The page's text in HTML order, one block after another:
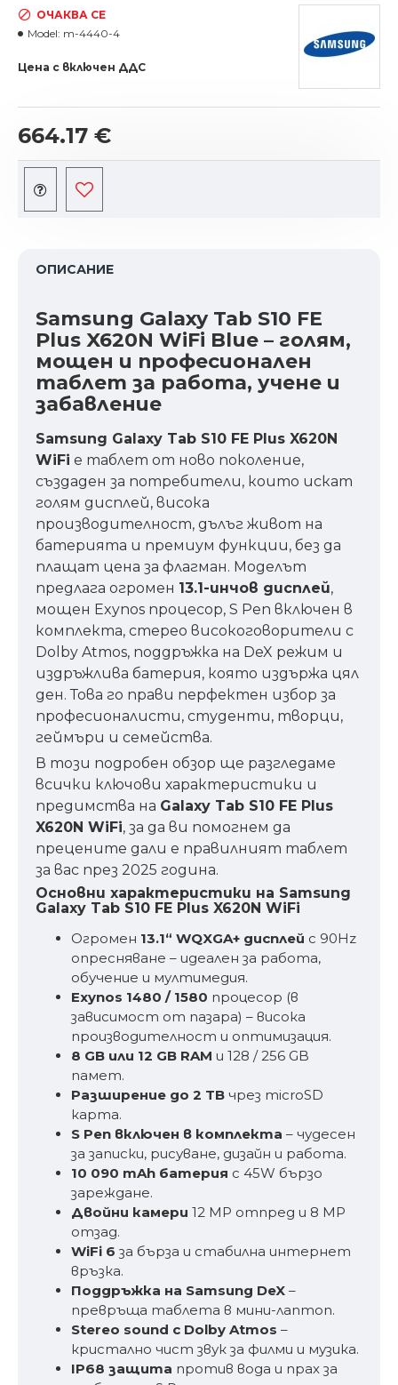
664.17 €
ОЧАКВА СЕ
Model: m-4440-4
Цена с включен ДДС
ОПИСАНИЕ
Samsung Galaxy Tab S10 FE
Plus X620N WiFi Blue – голям,
мощен и професионален
таблет за работа, учене и
забавление
Samsung Galaxy Tab S10 FE Plus X620N
WiFi е таблет от ново поколение,
създаден за потребители, които искат
голям дисплей, висока
производителност, дълъг живот на
батерията и премиум функции, без да
плащат цена за флагман. Моделът
предлага огромен 13.1-инчов дисплей,
мощен Exynos процесор, S Pen включен в
комплекта, стерео високоговорители с
Dolby Atmos, поддръжка на DeX режим и
издръжлива батерия, която издържа цял
ден. Това го прави перфектен избор за
професионалисти, студенти, творци,
геймъри и семейства.
В този подробен обзор ще разгледаме
всички ключови характеристики и
предимства на Galaxy Tab S10 FE Plus
X620N WiFi, за да ви помогнем да
прецените дали е правилният таблет
за вас през 2025 година.
Основни характеристики на Samsung
Galaxy Tab S10 FE Plus X620N WiFi
Огромен 13.1“ WQXGA+ дисплей с 90Hz
опресняване – идеален за работа,
обучение и мултимедия.
Exynos 1480 / 1580 процесор (в
зависимост от пазара) – висока
производителност и оптимизация.
8 GB или 12 GB RAM и 128 / 256 GB
памет.
Разширение до 2 TB чрез microSD
карта.
S Pen включен в комплекта – чудесен
за записки, рисуване, дизайн и работа.
10 090 mAh батерия с 45W бързо
зареждане.
Двойни камери 12 MP отпред и 8 MP
отзад.
WiFi 6 за бърза и стабилна интернет
връзка.
Поддръжка на Samsung DeX –
превръща таблета в мини-лаптоп.
Stereo sound с Dolby Atmos –
кристално чист звук за филми и музика.
IP68 защита против вода и прах за